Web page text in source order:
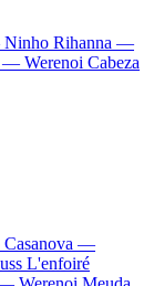
Ninho Rihanna —
— Werenoi Cabeza
Casanova —
L'enfoiré